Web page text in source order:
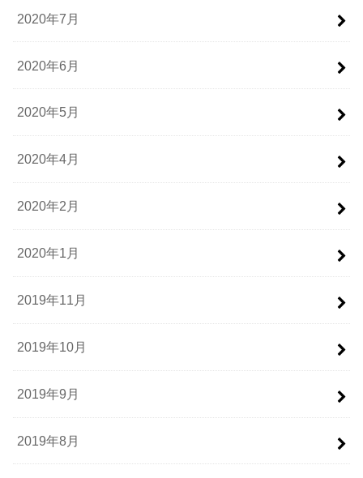
2020年7月
2020年6月
2020年5月
2020年4月
2020年2月
2020年1月
2019年11月
2019年10月
2019年9月
2019年8月